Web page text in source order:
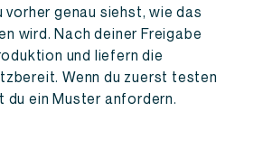
vorher genau siehst, wie das
wird. Nach deiner Freigabe
und liefern die
Wenn du zuerst testen
ein Muster anfordern.